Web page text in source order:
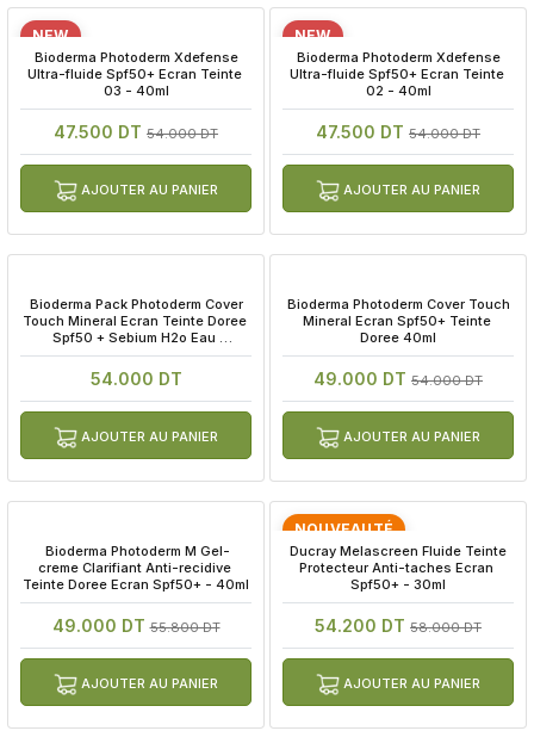
NEW
Bioderma Photoderm Xdefense
Ultra-fluide Spf50+ Ecran Teinte
03 - 40ml
47.500 DT 54.000 DT
AJOUTER AU PANIER
NEW
Bioderma Photoderm Xdefense
Ultra-fluide Spf50+ Ecran Teinte
02 - 40ml
47.500 DT 54.000 DT
AJOUTER AU PANIER
Bioderma Pack Photoderm Cover
Touch Mineral Ecran Teinte Doree
Spf50 + Sebium H2o Eau
Micellaire 100ml Offerte
54.000 DT
AJOUTER AU PANIER
Bioderma Photoderm Cover Touch
Mineral Ecran Spf50+ Teinte
Doree 40ml
49.000 DT 54.000 DT
AJOUTER AU PANIER
Bioderma Photoderm M Gel-
creme Clarifiant Anti-recidive
Teinte Doree Ecran Spf50+ - 40ml
49.000 DT55.800 DT
AJOUTER AU PANIER
NOUVEAUTÉ
Ducray Melascreen Fluide Teinte
Protecteur Anti-taches Ecran
Spf50+ - 30ml
54.200 DT 58.000 DT
AJOUTER AU PANIER